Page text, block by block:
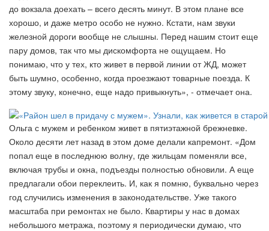
до вокзала доехать – всего десять минут. В этом плане все
хорошо, и даже метро особо не нужно. Кстати, нам звуки
железной дороги вообще не слышны. Перед нашим стоит еще
пару домов, так что мы дискомфорта не ощущаем. Но
понимаю, что у тех, кто живет в первой линии от ЖД, может
быть шумно, особенно, когда проезжают товарные поезда. К
этому звуку, конечно, еще надо привыкнуть», - отмечает она.
Ольга с мужем и ребенком живет в пятиэтажной брежневке.
Около десяти лет назад в этом доме делали капремонт. «Дом
попал еще в последнюю волну, где жильцам поменяли все,
включая трубы и окна, подъезды полностью обновили. А еще
предлагали обои переклеить. И, как я помню, буквально через
год случились изменения в законодательстве. Уже такого
масштаба при ремонтах не было. Квартиры у нас в домах
небольшого метража, поэтому я периодически думаю, что